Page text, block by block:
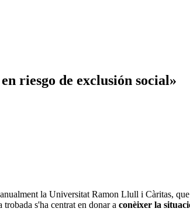
riesgo de exclusión social»
la Universitat Ramon Llull i Càritas,
trobada s'ha centrat en donar a conèixer la